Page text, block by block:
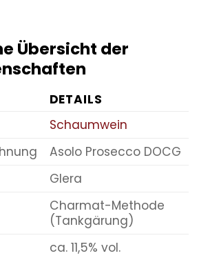
Übersicht der
DETAILS
Schaumwein
Asolo Prosecco DOCG
Glera
Charmat-Methode
(Tankgärung)
ca. 11,5% vol.